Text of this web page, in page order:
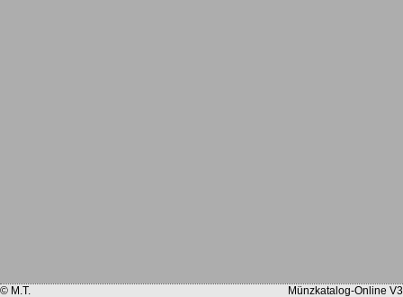
© M.T. Münzkatalog-Online V3